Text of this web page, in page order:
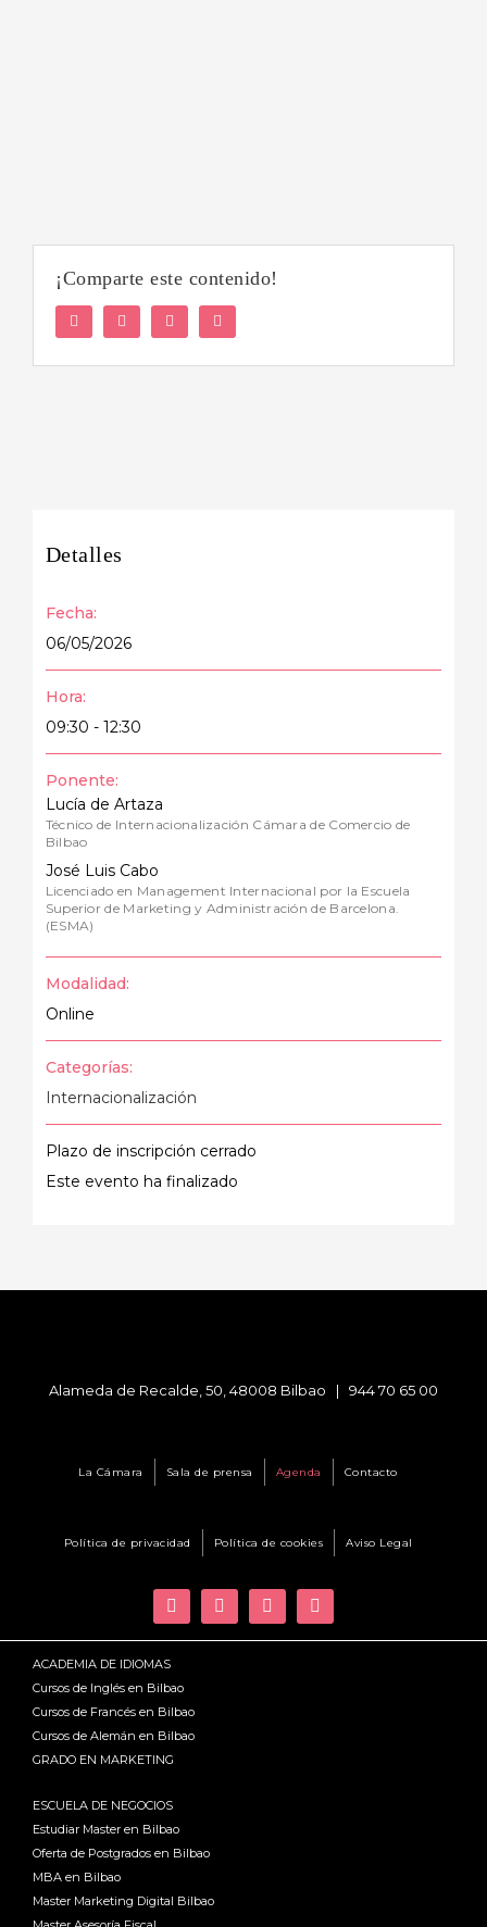
¡Comparte este contenido!
Facebook Twitter LinkedIn
Detalles
Fecha:
06/05/2026
Hora:
09:30 - 12:30
Ponente:
Lucía de Artaza
Técnico de Internacionalización Cámara de Comercio de
Bilbao
José Luis Cabo
Licenciado en Management Internacional por la Escuela
Superior de Marketing y Administración de Barcelona.
(ESMA)
Modalidad:
Online
Categorías:
Internacionalización
Plazo de inscripción cerrado
Este evento ha finalizado
Alameda de Recalde, 50, 48008 Bilbao | 944 70 65 00
La Cámara Sala de prensa Agenda Contacto
Política de privacidad Política de cookies Aviso Legal
ACADEMIA DE IDIOMAS
Cursos de Inglés en Bilbao
Cursos de Francés en Bilbao
Cursos de Alemán en Bilbao
GRADO EN MARKETING
ESCUELA DE NEGOCIOS
Estudiar Master en Bilbao
Oferta de Postgrados en Bilbao
MBA en Bilbao
Master Marketing Digital Bilbao